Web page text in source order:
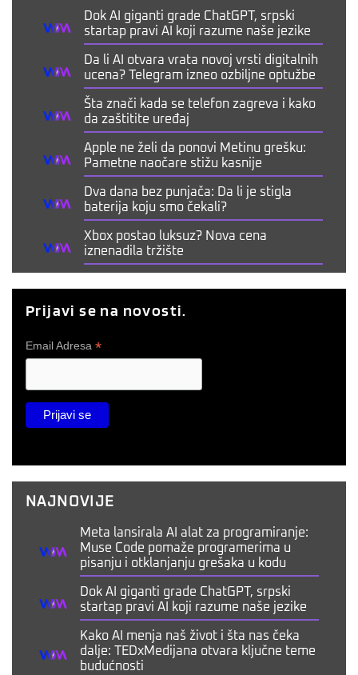
Dok AI giganti grade ChatGPT, srpski
startap pravi AI koji razume naše jezike
Da li AI otvara vrata novoj vrsti digitalnih
ucena? Telegram izneo ozbiljne optužbe
Šta znači kada se telefon zagreva i kako
da zaštitite uređaj
Apple ne želi da ponovi Metinu grešku:
Pametne naočare stižu kasnije
Dva dana bez punjača: Da li je stigla
baterija koju smo čekali?
Xbox postao luksuz? Nova cena
iznenadila tržište
Prijavi se na novosti.
Email Adresa *
NAJNOVIJE
Meta lansirala AI alat za programiranje:
Muse Code pomaže programerima u
pisanju i otklanjanju grešaka u kodu
Dok AI giganti grade ChatGPT, srpski
startap pravi AI koji razume naše jezike
Kako AI menja naš život i šta nas čeka
dalje: TEDxMedijana otvara ključne teme
budućnosti